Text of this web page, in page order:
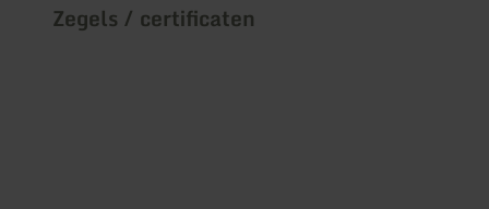
Zegels / certificaten